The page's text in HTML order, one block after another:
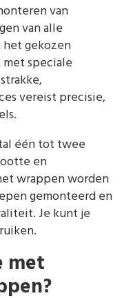
van
van alle
gekozen
speciale
vereist precisie,
één tot twee
en
wrappen worden
gemonteerd en
Je kunt je
met